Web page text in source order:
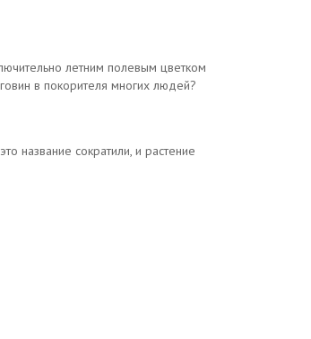
летним полевым цветком
в покорителя многих людей?
название сократили, и растение